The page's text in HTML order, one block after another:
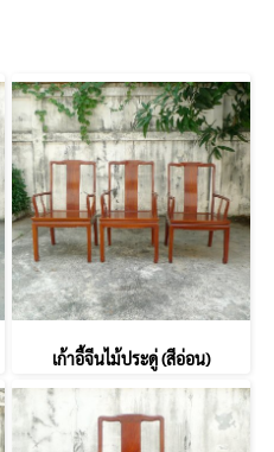
เก้าอี้จีนไม้ประดู่ (สีอ่อน)